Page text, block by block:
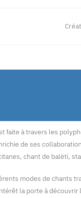
faite à travers les
de ses
chant de balèti,
modes de chants
la porte à